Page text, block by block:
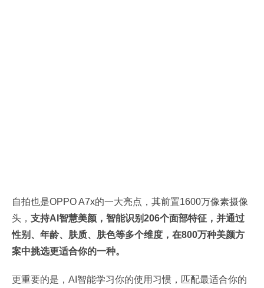
自拍也是OPPO A7x的一大亮点，其前置1600万像素摄像
头， 支持AI智慧美颜，智能识别206个面部特征，并通过
性别、年龄、肤质、肤色等多个维度，在800万种美颜方
案中挑选更适合你的一种。
更重要的是，AI智能学习你的使用习惯，匹配最适合你的